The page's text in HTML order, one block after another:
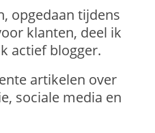
opgedaan tijdens
klanten, deel ik
actief blogger.
artikelen over
sociale media en